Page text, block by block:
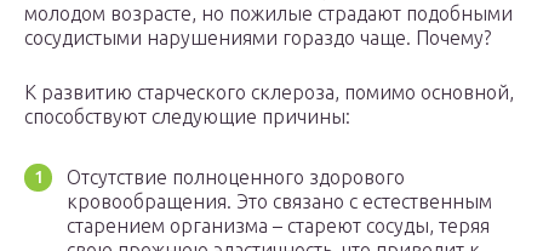
молодом возрасте, но пожилые страдают подобными
сосудистыми нарушениями гораздо чаще. Почему?
К развитию старческого склероза, помимо основной,
способствуют следующие причины:
Отсутствие полноценного здорового
кровообращения. Это связано с естественным
старением организма – стареют сосуды, теряя